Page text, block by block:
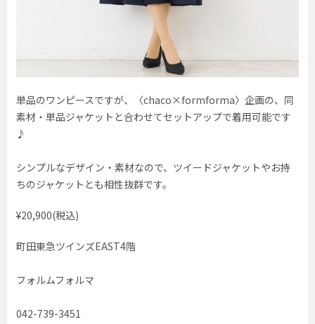
単品のワンピースですが、〈chaco×formforma〉企画の、同
素材・単品ジャケットと合わせてセットアップで着用可能です
♪
シンプルなデザイン・素材なので、ツイードジャケットやお持
ちのジャケットとも相性抜群です。
¥20,900(税込)
町田東急ツインズEAST4階
フォルムフォルマ
042-739-3451